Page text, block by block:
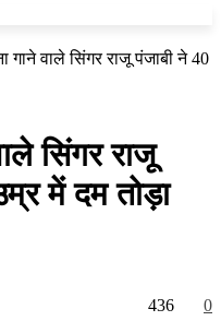
गाने वाले सिंगर राजू पंजाबी ने 40
सिंगर राजू
में दम तोड़ा
0
436